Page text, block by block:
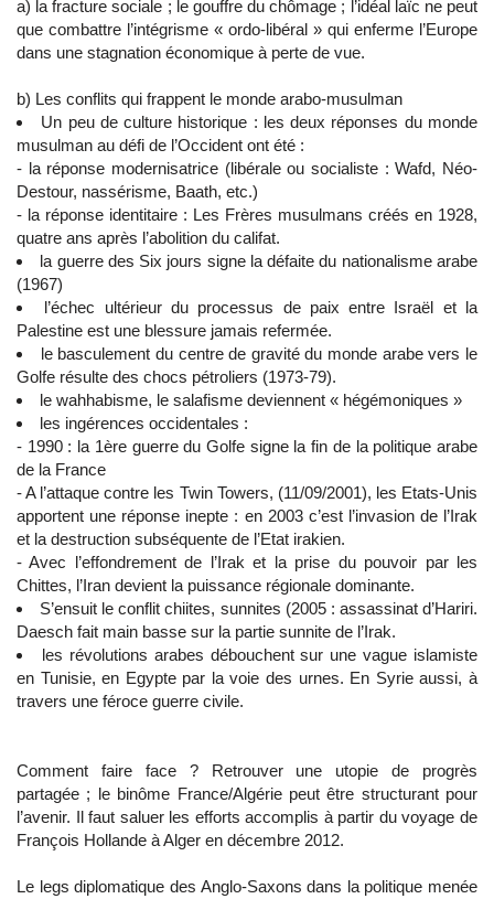
a) la fracture sociale ; le gouffre du chômage ; l’idéal laïc ne peut
que combattre l’intégrisme « ordo-libéral » qui enferme l’Europe
dans une stagnation économique à perte de vue.
b) Les conflits qui frappent le monde arabo-musulman
Un peu de culture historique : les deux réponses du monde
musulman au défi de l’Occident ont été :
- la réponse modernisatrice (libérale ou socialiste : Wafd, Néo-
Destour, nassérisme, Baath, etc.)
- la réponse identitaire : Les Frères musulmans créés en 1928,
quatre ans après l’abolition du califat.
la guerre des Six jours signe la défaite du nationalisme arabe
(1967)
l’échec ultérieur du processus de paix entre Israël et la
Palestine est une blessure jamais refermée.
le basculement du centre de gravité du monde arabe vers le
Golfe résulte des chocs pétroliers (1973-79).
le wahhabisme, le salafisme deviennent « hégémoniques »
les ingérences occidentales :
- 1990 : la 1ère guerre du Golfe signe la fin de la politique arabe
de la France
- A l’attaque contre les Twin Towers, (11/09/2001), les Etats-Unis
apportent une réponse inepte : en 2003 c’est l’invasion de l’Irak
et la destruction subséquente de l’Etat irakien.
- Avec l’effondrement de l’Irak et la prise du pouvoir par les
Chittes, l’Iran devient la puissance régionale dominante.
S’ensuit le conflit chiites, sunnites (2005 : assassinat d’Hariri.
Daesch fait main basse sur la partie sunnite de l’Irak.
les révolutions arabes débouchent sur une vague islamiste
en Tunisie, en Egypte par la voie des urnes. En Syrie aussi, à
travers une féroce guerre civile.
Comment faire face ? Retrouver une utopie de progrès
partagée ; le binôme France/Algérie peut être structurant pour
l’avenir. Il faut saluer les efforts accomplis à partir du voyage de
François Hollande à Alger en décembre 2012.
Le legs diplomatique des Anglo-Saxons dans la politique menée